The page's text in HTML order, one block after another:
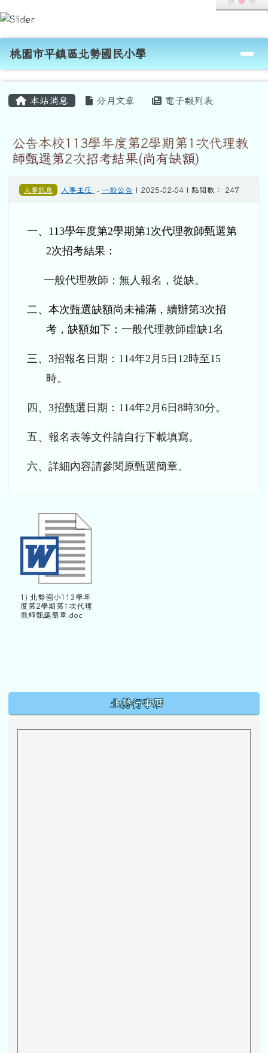
跳至主內容區
桃園市平鎮區北勢國民小學
導覽列
桃園市平鎮區北勢國民小學
本站消息 分月文章 電子報列表
公告本校113學年度第2學期第1次代理教
師甄選第2次招考結果(尚有缺額)
人事訊息 人事主任 - 一般公告 | 2025-02-04 | 點閱數： 247
一、113學年度第2學期第1次代理教師甄選第
2次招考結果：
一般代理教師：無人報名，從缺。
二、本次甄選缺額尚未補滿，續辦第3次招
考，缺額如下： 一般代理教師虛缺1名
三、3招報名日期：114年2月5日12時至15
時。
四、3招甄選日期：114年2月6日8時30分。
五、報名表等文件請自行下載填寫。
六、詳細內容請參閱原甄選簡章。
1) 北勢國小113學年
度第2學期第1次代理
教師甄選簡章.doc
北勢行事曆